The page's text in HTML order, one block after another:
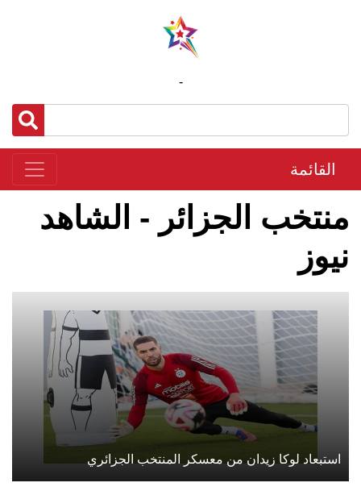
-
القائمة
منتخب الجزائر - الشاهد
نيوز
استبعاد لوكا زيدان من معسكر المنتخب الجزائري